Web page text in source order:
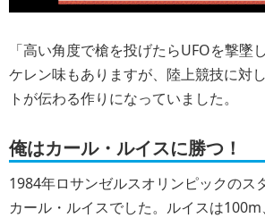
「高い角度で槍を投げたらUFOを撃墜
ケレン味もありますが、陸上競技に対
トが伝わる作りになっていました。
俺はカール・ルイスに勝つ！
1984年ロサンゼルスオリンピックのス
カール・ルイスでした。ルイスは